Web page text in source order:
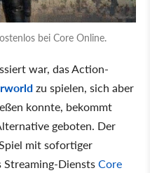
bei Core Online.
war, das Action-
zu spielen, sich aber
konnte, bekommt
geboten. Der
mit sofortiger
Streaming-DienstsCore